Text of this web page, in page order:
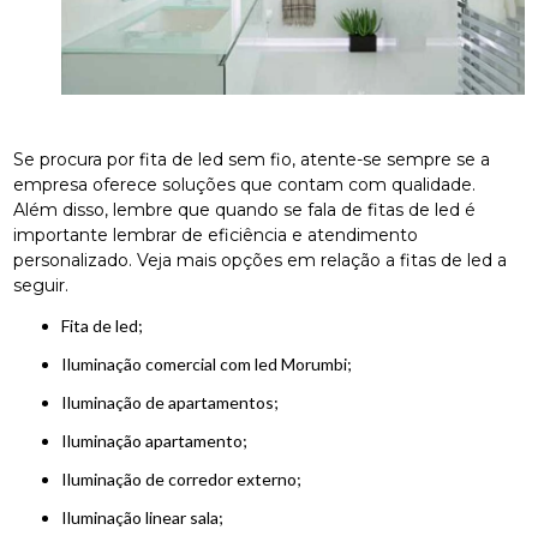
Se procura por fita de led sem fio, atente-se sempre se a
empresa oferece soluções que contam com qualidade.
Além disso, lembre que quando se fala de fitas de led é
importante lembrar de eficiência e atendimento
personalizado. Veja mais opções em relação a fitas de led a
seguir.
fita de led;
iluminação comercial com led Morumbi;
iluminação de apartamentos;
iluminação apartamento;
iluminação de corredor externo;
iluminação linear sala;